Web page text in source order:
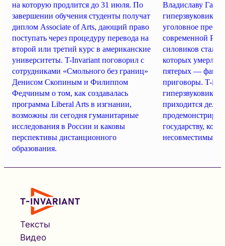
на которую продлится до 31 июля. По
завершении обучения студенты получат
диплом Associate of Arts, дающий право
поступать через процедуру перевода на
второй или третий курс в американские
университеты. T-Invariant поговорил с
сотрудниками «Смольного без границ»
Денисом Скопиным и Филиппом
Федчиным о том, как создавалась
программа Liberal Arts в изгнании,
возможны ли сегодня гуманитарные
исследования в России и каковы
перспективы дистанционного
образования.
Владиславу
уголовное
современной
силовиков стали
которых умерли
пятерых —
приговоры. T-
гиперзвуковиков
приходится
государству,
несовместимые
Тексты
Видео